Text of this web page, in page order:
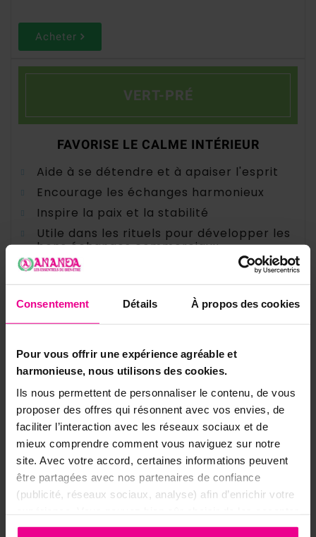
Consentement Détails À propos des cookies
Pour vous offrir une expérience agréable et
harmonieuse, nous utilisons des cookies.
Ils nous permettent de personnaliser le contenu, de vous
proposer des offres qui résonnent avec vos envies, de
faciliter l’interaction avec les réseaux sociaux et de
mieux comprendre comment vous naviguez sur notre
site. Avec votre accord, certaines informations peuvent
être partagées avec nos partenaires de confiance
(publicité, réseaux sociaux, analyse) afin d’enrichir votre
ou de les refuser.
Acheter
VERT-PRÉ
FAVORISE LE CALME INTÉRIEUR
Aide à se détendre et à apaiser l'esprit
Encourage les échanges harmonieux
Inspire la paix et la stabilité
Utile dans les rituels pour développer les
bons échanges commerciaux
JAUNE
EVEILLE LES FACULTÉS DE L'ESPRIT
Éveille la puissance de l’esprit
Dispose à recevoir les influences solaires